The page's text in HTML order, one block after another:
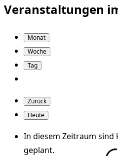
Veranstaltungen
Monat
Woche
Tag
Zurück
Heute
In diesem Zeitraum sind
geplant.